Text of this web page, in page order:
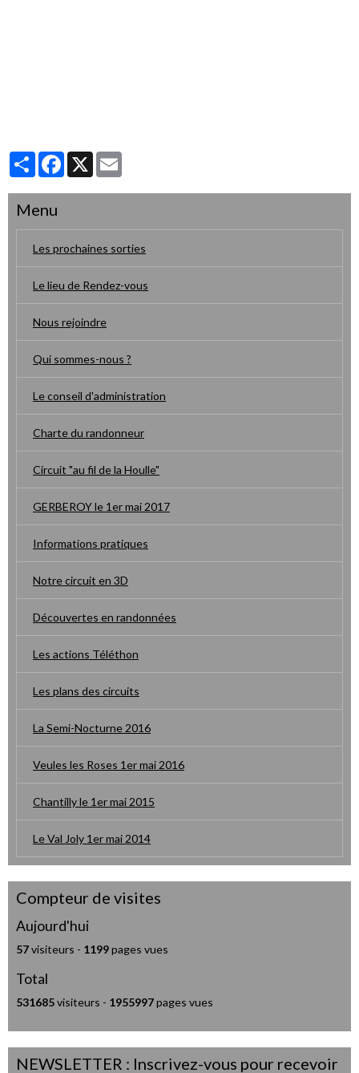
PartagerFacebook
X
Menu
Les prochaines sorties
Le lieu de Rendez-vous
Nous rejoindre
Qui sommes-nous ?
Le conseil d'administration
Charte du randonneur
Circuit "au fil de la Houlle"
GERBEROY le 1er mai 2017
Informations pratiques
Notre circuit en 3D
Découvertes en randonnées
Les actions Téléthon
Les plans des circuits
La Semi-Nocturne 2016
Veules les Roses 1er mai 2016
Chantilly le 1er mai 2015
Le Val Joly 1er mai 2014
Compteur de visites
Aujourd'hui
57visiteurs - 1199pages vues
Total
531685visiteurs - 1955997pages vues
NEWSLETTER : Inscrivez-vous pour recevoir